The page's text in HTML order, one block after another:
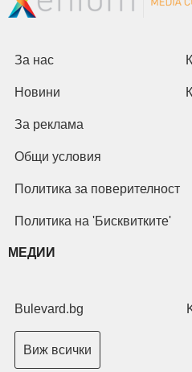
За нас
Новини
За реклама
Общи условия
Политика за поверителност
Политика на 'Бисквитките'
МЕДИИ
Bulevard.bg
Виж всички